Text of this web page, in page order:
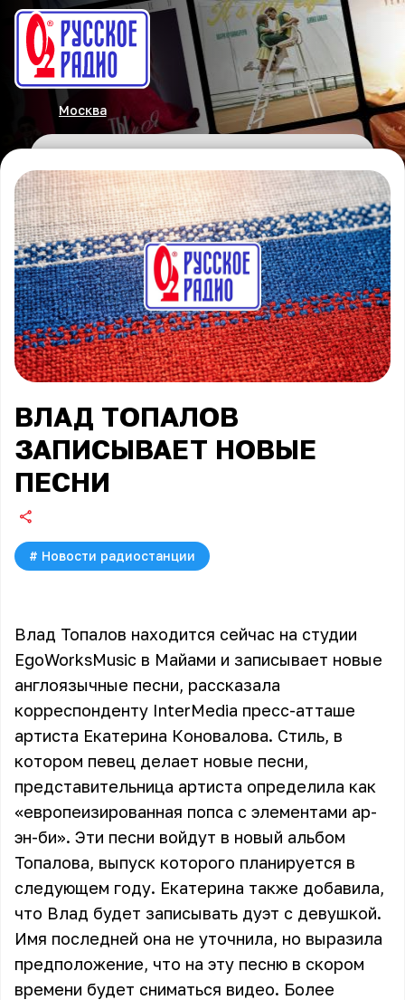
Москва
ВЛАД ТОПАЛОВ
ЗАПИСЫВАЕТ НОВЫЕ
ПЕСНИ
# Новости радиостанции
Влад Топалов находится сейчас на студии
EgoWorksMusic в Майами и записывает новые
англоязычные песни, рассказала
корреспонденту InterMedia пресс-атташе
артиста Екатерина Коновалова. Стиль, в
котором певец делает новые песни,
представительница артиста определила как
«европеизированная попса с элементами ар-
эн-би». Эти песни войдут в новый альбом
Топалова, выпуск которого планируется в
следующем году. Екатерина также добавила,
что Влад будет записывать дуэт с девушкой.
Имя последней она не уточнила, но выразила
предположение, что на эту песню в скором
времени будет сниматься видео. Более